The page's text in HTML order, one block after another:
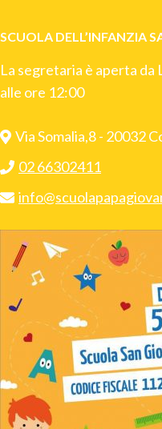
SCUOLA DELL’INFANZIA
La segretaria è aperta da
alle ore 12:00
Via Somalia,8 - 20032
02 66302411